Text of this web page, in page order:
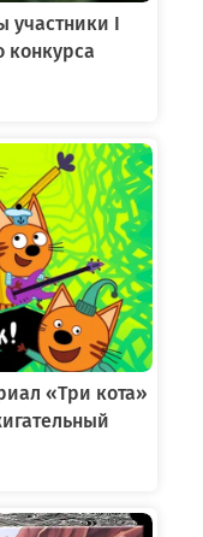
участники I
конкурса
«Три кота»